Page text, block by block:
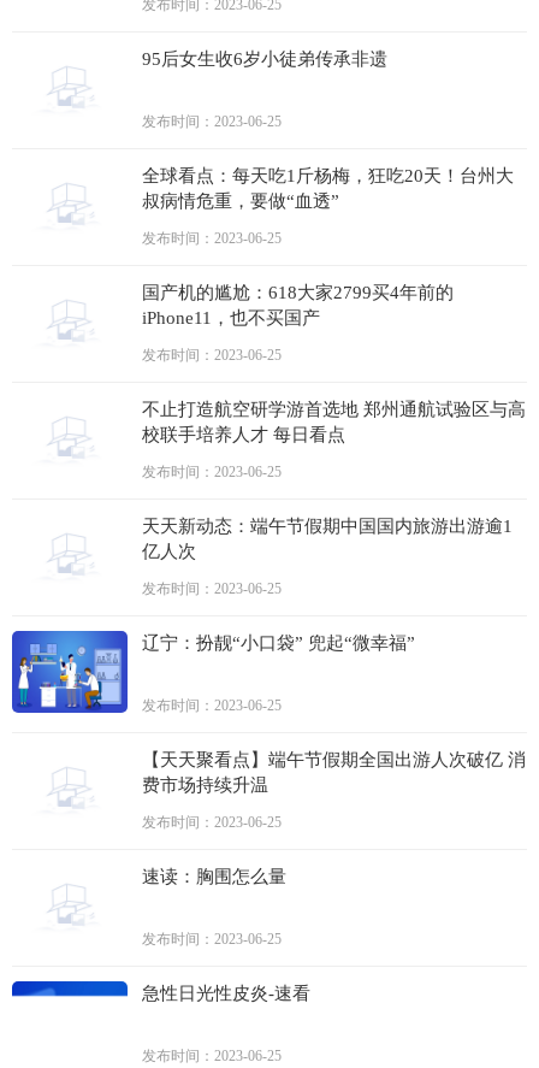
发布时间：2023-06-25
95后女生收6岁小徒弟传承非遗
发布时间：2023-06-25
全球看点：每天吃1斤杨梅，狂吃20天！台州大
叔病情危重，要做“血透”
发布时间：2023-06-25
国产机的尴尬：618大家2799买4年前的
iPhone11，也不买国产
发布时间：2023-06-25
不止打造航空研学游首选地 郑州通航试验区与高
校联手培养人才 每日看点
发布时间：2023-06-25
天天新动态：端午节假期中国国内旅游出游逾1
亿人次
发布时间：2023-06-25
辽宁：扮靓“小口袋” 兜起“微幸福”
发布时间：2023-06-25
【天天聚看点】端午节假期全国出游人次破亿 消
费市场持续升温
发布时间：2023-06-25
速读：胸围怎么量
发布时间：2023-06-25
急性日光性皮炎-速看
发布时间：2023-06-25